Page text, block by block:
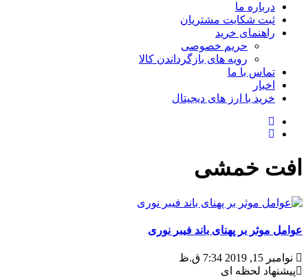
درباره ما
ثبت شکایت مشتریان
راهنمای خرید
حریم خصوصی
رویه های بازگرداندن کالا
تماس با ما
اخبار
خرید با ارز های دیجیتال
افت خمشی
عوامل موثر بر پهنای باند فیبر نوری
نوامبر 15, 2019 7:34 ق.ظ
پیشنهاد لحظه ای